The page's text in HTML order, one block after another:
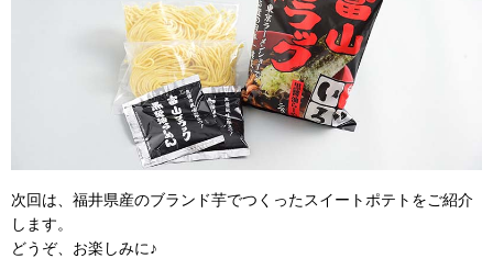
次回は、福井県産のブランド芋でつくったスイートポテトをご紹介
します。
どうぞ、お楽しみに♪